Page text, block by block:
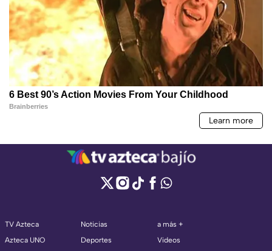
TV Azteca
Azteca UNO
Noticias
Deportes
a más +
Videos